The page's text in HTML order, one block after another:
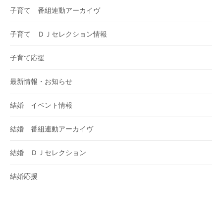
子育て 番組連動アーカイヴ
子育て ＤＪセレクション情報
子育て応援
最新情報・お知らせ
結婚 イベント情報
結婚 番組連動アーカイヴ
結婚 ＤＪセレクション
結婚応援